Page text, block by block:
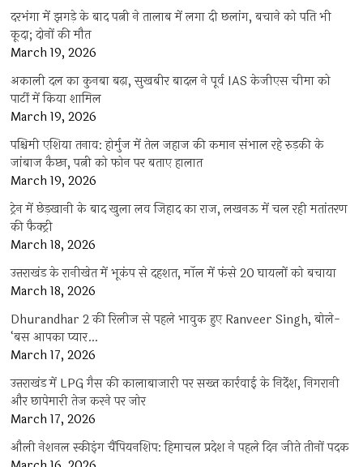
दरभंगा में झगड़े के बाद पत्नी ने तालाब में लगा दी छलांग, बचाने को पति भी
कूदा; दोनों की मौत
March 19, 2026
अकाली दल का कुनबा बढ़ा, सुखबीर बादल ने पूर्व IAS केजीएस चीमा को
पार्टी में किया शामिल
March 19, 2026
पश्चिमी एशिया तनाव: होर्मुज में तेल जहाज की कमान संभाल रहे रुड़की के
जांबाज कैप्टन, पत्नी को फोन पर बताए हालात
March 19, 2026
ट्रेन में छेड़खानी के बाद खुला लव जिहाद का राज, लखनऊ में चल रही मतांतरण
की फैक्ट्री
March 18, 2026
उत्तराखंड के रानीखेत में भूकंप से दहशत, मॉल में फंसे 20 घायलों को बचाया
March 18, 2026
Dhurandhar 2 की रिलीज से पहले भावुक हुए Ranveer Singh, बोले-
‘बस आपका प्यार…
March 17, 2026
उत्तराखंड में LPG गैस की कालाबाजारी पर सख्त कार्रवाई के निर्देश, निगरानी
और छापेमारी तेज करने पर जोर
March 17, 2026
औली नेशनल स्कीइंग चैंपियनशिप: हिमाचल प्रदेश ने पहले दिन जीते तीनों पदक